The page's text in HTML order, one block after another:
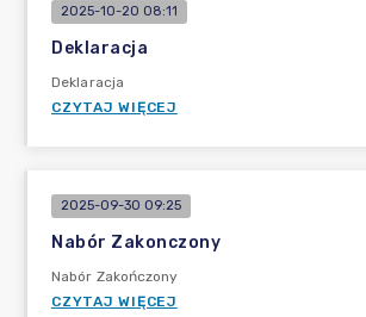
2025-10-20 08:11
Deklaracja
Deklaracja
CZYTAJ WIĘCEJ
2025-09-30 09:25
Nabór Zakonczony
Nabór Zakończony
CZYTAJ WIĘCEJ